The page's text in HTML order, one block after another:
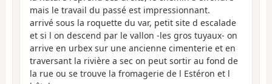
mais le travail du passé est impressionnant.
arrivé sous la roquette du var, petit site d escalade
et si l on descend par le vallon -les gros tuyaux- on
arrive en urbex sur une ancienne cimenterie et en
traversant la rivière a sec on peut sortir au fond de
la rue ou se trouve la fromagerie de l Estéron et l